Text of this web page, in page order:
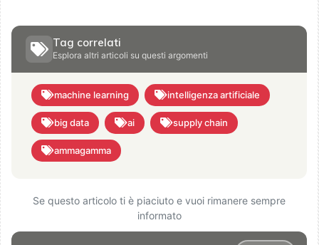
Tag correlati
Esplora altri articoli su questi argomenti
machine learning intelligenza artificiale
big data ai supply chain
ammagamma
Se questo articolo ti è piaciuto e vuoi rimanere sempre
informato